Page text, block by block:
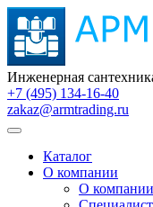
Инженерная
+7 (495) 134-16-40
zakaz@armtrading.ru
Каталог
О компании
О компании